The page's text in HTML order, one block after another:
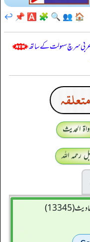
🏠
👥
🔍
🧩
🅰️
📌
↩️
عربی سرچ سہولت کے ساتھ
الحدیث
رحمہ اللہ
(13345)